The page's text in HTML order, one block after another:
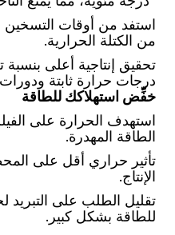
استفد من أوقات التسخين
من الكتلة الحرارية.
درجات حرارة ثابتة
خفِّض استهلاكك للطاقة
استهدف الحرارة على
الطاقة المهدرة.
تأثير حراري أقل على
الإنتاج.
تقليل الطلب على التبريد
للطاقة بشكل كبير.